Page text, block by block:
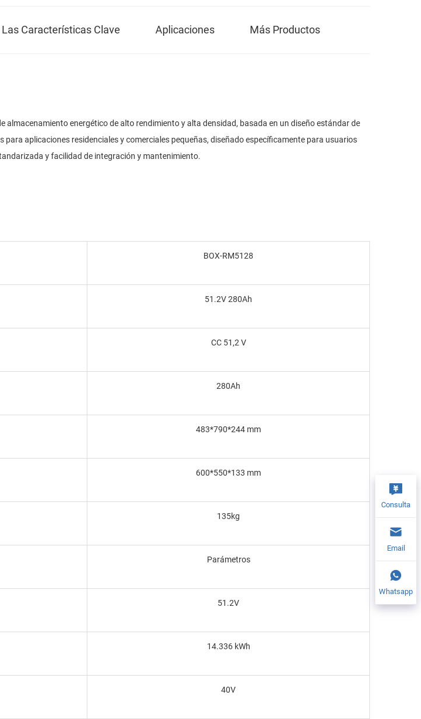
Las Características Clave Aplicaciones Más Productos
energético de alto rendimiento y alta densidad, basada en un diseño estándar de
aplicaciones residenciales y comerciales pequeñas, diseñado específicamente para usuarios
y facilidad de integración y mantenimiento.
BOX-RM5128
51.2V 280Ah
CC 51,2 V
280Ah
483*790*244 mm
600*550*133 mm
135kg
Parámetros
51.2V
14.336 kWh
40V
Consulta
Email
Whatsapp